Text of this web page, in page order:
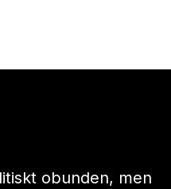
obunden, men